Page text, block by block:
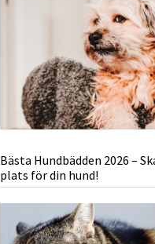
Bästa Hundbädden 2026 –
plats för din hund!